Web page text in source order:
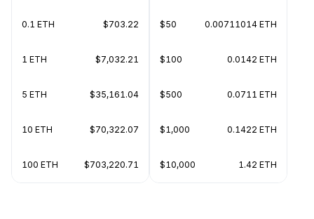
0.1 ETH $703.22
1 ETH $7,032.21
5 ETH $35,161.04
10 ETH $70,322.07
100 ETH $703,220.71
$50 0.00711014 ETH
$100 0.0142 ETH
$500 0.0711 ETH
$1,000 0.1422 ETH
$10,000 1.42 ETH